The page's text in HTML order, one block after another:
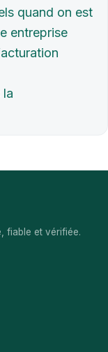
quand on est
entreprise
la
fiable et vérifiée.